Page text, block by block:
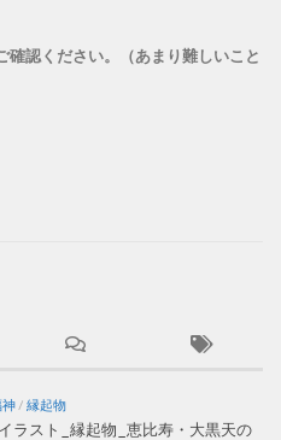
認ください。（あまり難しいこと
神 / 縁起物
ラスト_縁起物_恵比寿・大黒天の